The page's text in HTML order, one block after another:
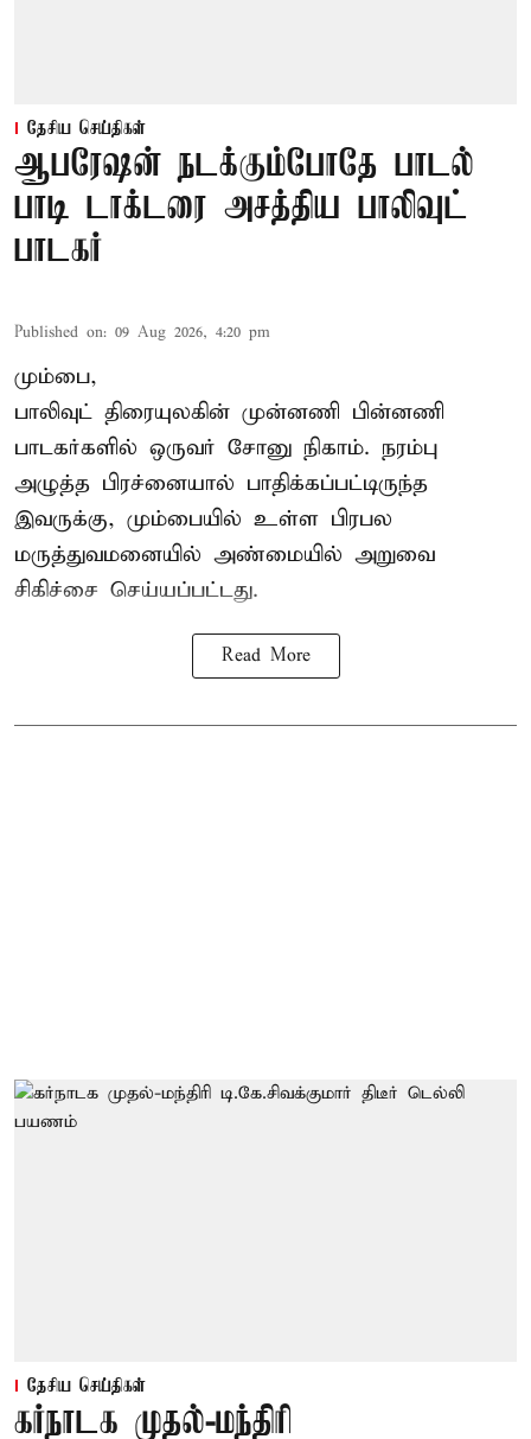
தேசிய செய்திகள்
ஆபரேஷன் நடக்கும்போதே பாடல்
பாடி டாக்டரை அசத்திய பாலிவுட்
பாடகர்
Published on: 09 Aug 2026, 4:20 pm
மும்பை,
பாலிவுட் திரையுலகின் முன்னணி பின்னணி
பாடகர்களில் ஒருவர் சோனு நிகாம். நரம்பு
அழுத்த பிரச்னையால் பாதிக்கப்பட்டிருந்த
இவருக்கு, மும்பையில் உள்ள பிரபல
மருத்துவமனையில் அண்மையில் அறுவை
சிகிச்சை செய்யப்பட்டது.
Read More
தேசிய செய்திகள்
கர்நாடக முதல்-மந்திரி